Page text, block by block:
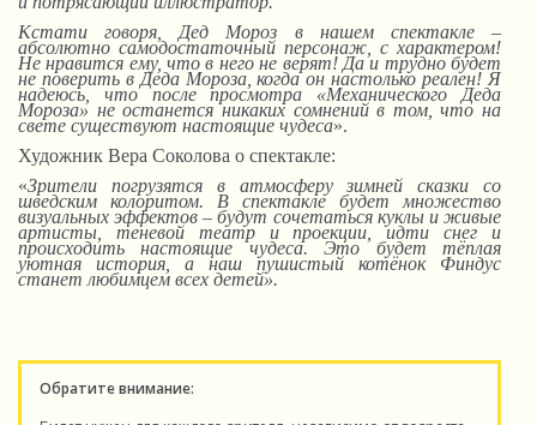
Кстати говоря, Дед Мороз в нашем спектакле –
абсолютно самодостаточный персонаж, с характером!
Не нравится ему, что в него не верят! Да и трудно будет
не поверить в Деда Мороза, когда он настолько реален! Я
надеюсь, что после просмотра «Механического Деда
Мороза» не останется никаких сомнений в том, что на
свете существуют настоящие чудеса».
Художник Вера Соколова о спектакле:
«Зрители погрузятся в атмосферу зимней сказки со
шведским колоритом. В спектакле будет множество
визуальных эффектов – будут сочетаться куклы и живые
артисты, теневой театр и проекции, идти снег и
происходить настоящие чудеса. Это будет тёплая
уютная история, а наш пушистый котёнок Финдус
станет любимцем всех детей».
Обратите внимание: